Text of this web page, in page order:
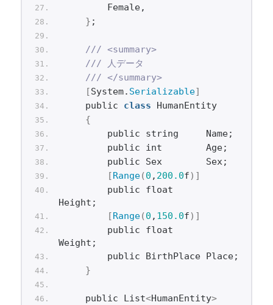
        Female,
} ;
/// <summary>
/// 人データ
/// </summary>
[System. Serializable]
    public
class HumanEntity
{
        public string     Name;
        public int        Age;
        public Sex        Sex;
[Range(0 , 200.0f)]
        public float
Height;
[Range(0 , 150.0f)]
        public float
Weight;
        public BirthPlace Place;
}
    public List
<HumanEntity>